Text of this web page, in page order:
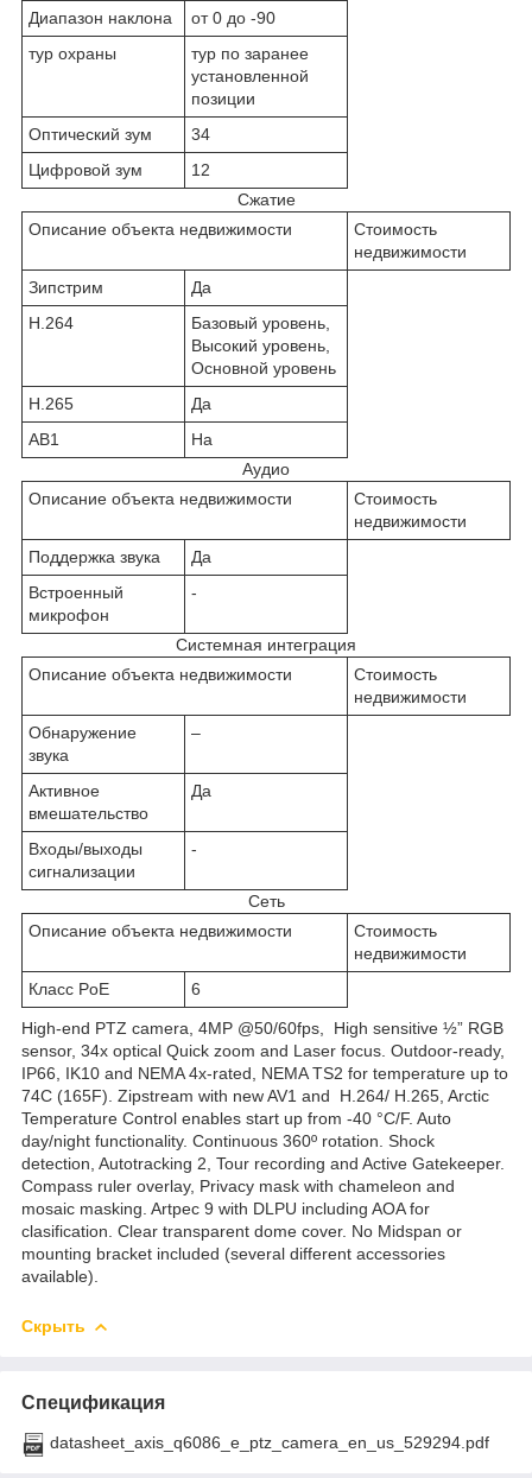
Диапазон наклона
от 0 до -90
тур охраны
тур по заранее
установленной
позиции
Оптический зум
34
Цифровой зум
12
Сжатие
Описание объекта недвижимости
Стоимость
недвижимости
Зипстрим
Да
H.264
Базовый уровень,
Высокий уровень,
Основной уровень
H.265
Да
АВ1
На
Аудио
Описание объекта недвижимости
Стоимость
недвижимости
Поддержка звука
Да
Встроенный
микрофон
-
Системная интеграция
Описание объекта недвижимости
Стоимость
недвижимости
Обнаружение
звука
–
Активное
вмешательство
Да
Входы/выходы
сигнализации
-
Сеть
Описание объекта недвижимости
Стоимость
недвижимости
Класс PoE
6
High-end PTZ camera, 4MP @50/60fps, High sensitive ½” RGB
sensor, 34x optical Quick zoom and Laser focus. Outdoor-ready,
IP66, IK10 and NEMA 4x-rated, NEMA TS2 for temperature up to
74C (165F). Zipstream with new AV1 and H.264/ H.265, Arctic
Temperature Control enables start up from -40 °C/F. Auto
day/night functionality. Continuous 360º rotation. Shock
detection, Autotracking 2, Tour recording and Active Gatekeeper.
Compass ruler overlay, Privacy mask with chameleon and
mosaic masking. Artpec 9 with DLPU including AOA for
clasification. Clear transparent dome cover. No Midspan or
mounting bracket included (several different accessories
available).
Скрыть
Спецификация
datasheet_axis_q6086_e_ptz_camera_en_us_529294.pdf